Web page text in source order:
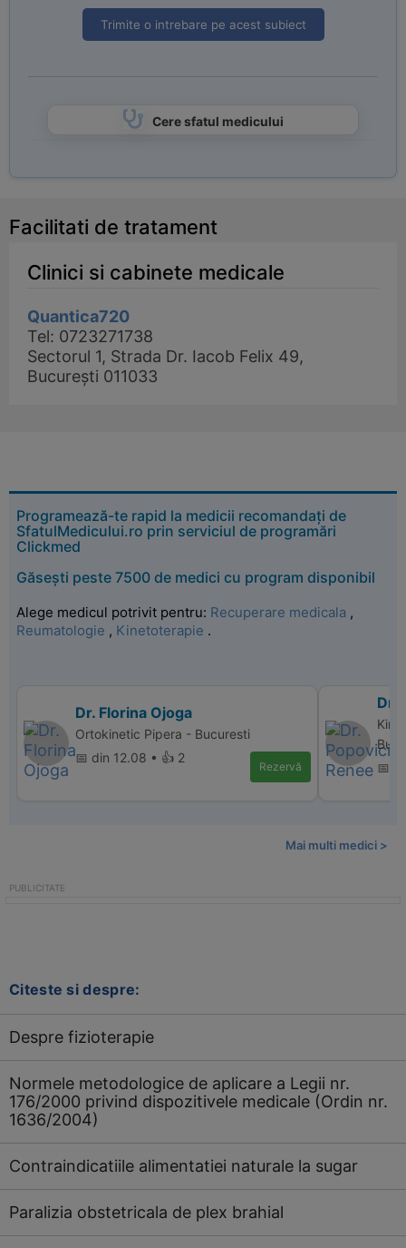
Trimite o intrebare pe acest subiect
Cere sfatul medicului
Facilitati de tratament
Clinici si cabinete medicale
Quantica720
Tel: 0723271738
Sectorul 1, Strada Dr. Iacob Felix 49,
București 011033
Programează-te rapid la medicii recomandați de
SfatulMedicului.ro prin serviciul de programări
Clickmed
Găsești peste 7500 de medici cu program disponibil
Alege medicul potrivit pentru: Recuperare medicala ,
Reumatologie , Kinetoterapie .
Dr. Florina Ojoga
Ortokinetic Pipera - Bucuresti
📅 din 12.08 • 👍 2
Rezervă
Dr.
📅
Mai multi medici >
Citeste si despre:
Despre fizioterapie
Normele metodologice de aplicare a Legii nr.
176/2000 privind dispozitivele medicale (Ordin nr.
1636/2004)
Contraindicatiile alimentatiei naturale la sugar
Paralizia obstetricala de plex brahial